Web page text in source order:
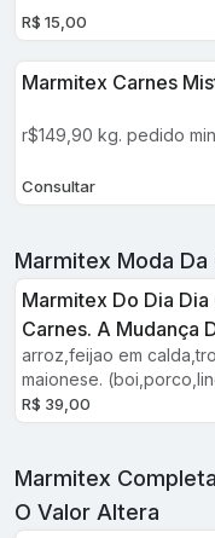
R$ 15,00
r$149,90 kg.
Consultar
Marmitex Moda Da
Marmitex Do Dia Dia Com 2 Tipos De
Carnes. A Mudança
Altera O Valor
arroz,feijao em
maionese. (boi,porco,linguica e frango) (das
4 tipos de carnes
observaçâo>>> (a
de estar mal passadas
R$ 39,00
Marmitex
O Valor Altera